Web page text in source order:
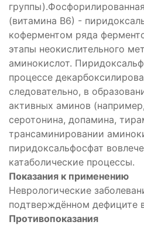
(витамина В6) -
коферментом ряда
этапы неокислительного
аминокислот.
процессе
следовательно, в
активных аминов
серотонина, допамина,
трансаминировании
пиридоксальфосфат
катаболические процессы.
Показания к применению
Неврологические
подтверждённом дефиците
Противопоказания